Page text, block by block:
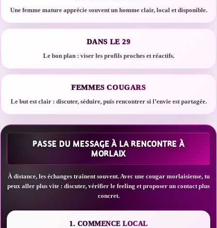
Une femme mature apprécie souvent un homme clair, local et disponible.
DANS LE 29
Le bon plan : viser les profils proches et réactifs.
FEMMES COUGARS
Le but est clair : discuter, séduire, puis rencontrer si l’envie est partagée.
PASSE DU MESSAGE À LA RENCONTRE À
MORLAIX
À distance, les échanges traînent souvent. Avec une cougar morlaisiense, tu
peux aller plus vite : discuter, vérifier le feeling et proposer un contact plus
concret.
1. COMMENCE LOCAL